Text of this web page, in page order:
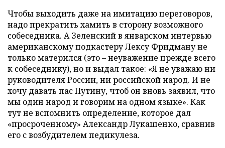
Чтобы выходить даже на имитацию переговоров,
надо прекратить хамить в сторону возможного
собеседника. А Зеленский в январском интервью
американскому подкастеру Лексу Фридману не
только матерился (это – неуважение прежде всего
к собеседнику), но и выдал такое: «Я не уважаю ни
руководителя России, ни российской народ. И не
хочу давать пас Путину, чтоб он вновь заявил, что
мы один народ и говорим на одном языке». Как
тут не вспомнить определение, которое дал
«просроченному» Александр Лукашенко, сравнив
его с возбудителем педикулеза.